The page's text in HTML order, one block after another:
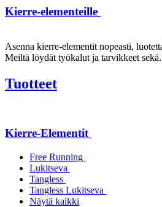
Kierre-elementeille
Asenna kierre-elementit nopeasti,
Meiltä löydät työkalut ja tarvikkeet
Tuotteet
Kierre-Elementit
Free Running
Lukitseva
Tangless
Tangless Lukitseva
Näytä kaikki